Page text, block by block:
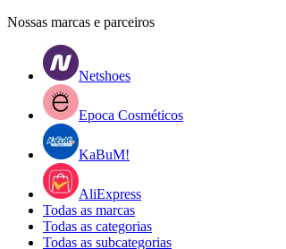
Nossas marcas e parceiros
Netshoes
Epoca Cosméticos
KaBuM!
AliExpress
Todas as marcas
Todas as categorias
Todas as subcategorias